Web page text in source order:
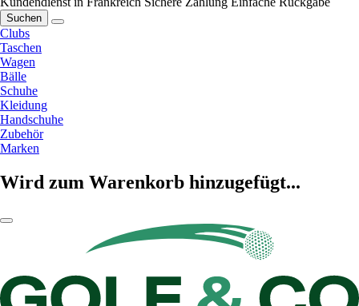
Suchen
Clubs
Taschen
Wagen
Bälle
Schuhe
Kleidung
Handschuhe
Zubehör
Marken
Wird zum Warenkorb hinzugefügt...